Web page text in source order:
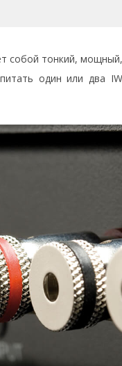
собой тонкий,
один или два